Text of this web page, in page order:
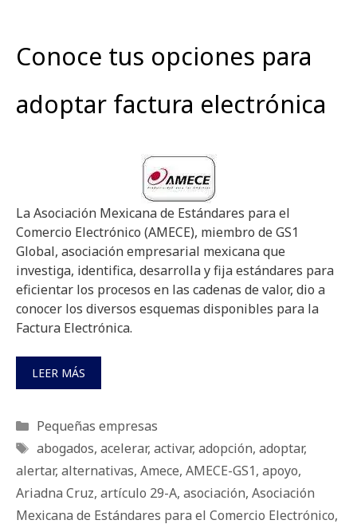
Conoce tus opciones para
adoptar factura electrónica
La Asociación Mexicana de Estándares para el
Comercio Electrónico (AMECE), miembro de GS1
Global, asociación empresarial mexicana que
investiga, identifica, desarrolla y fija estándares para
eficientar los procesos en las cadenas de valor, dio a
conocer los diversos esquemas disponibles para la
Factura Electrónica.
LEER MÁS
Categorías
Pequeñas empresas
Etiquetas
abogados, acelerar, activar, adopción, adoptar,
alertar, alternativas, Amece, AMECE-GS1, apoyo,
Ariadna Cruz, artículo 29-A, asociación, Asociación
Mexicana de Estándares para el Comercio Electrónico,